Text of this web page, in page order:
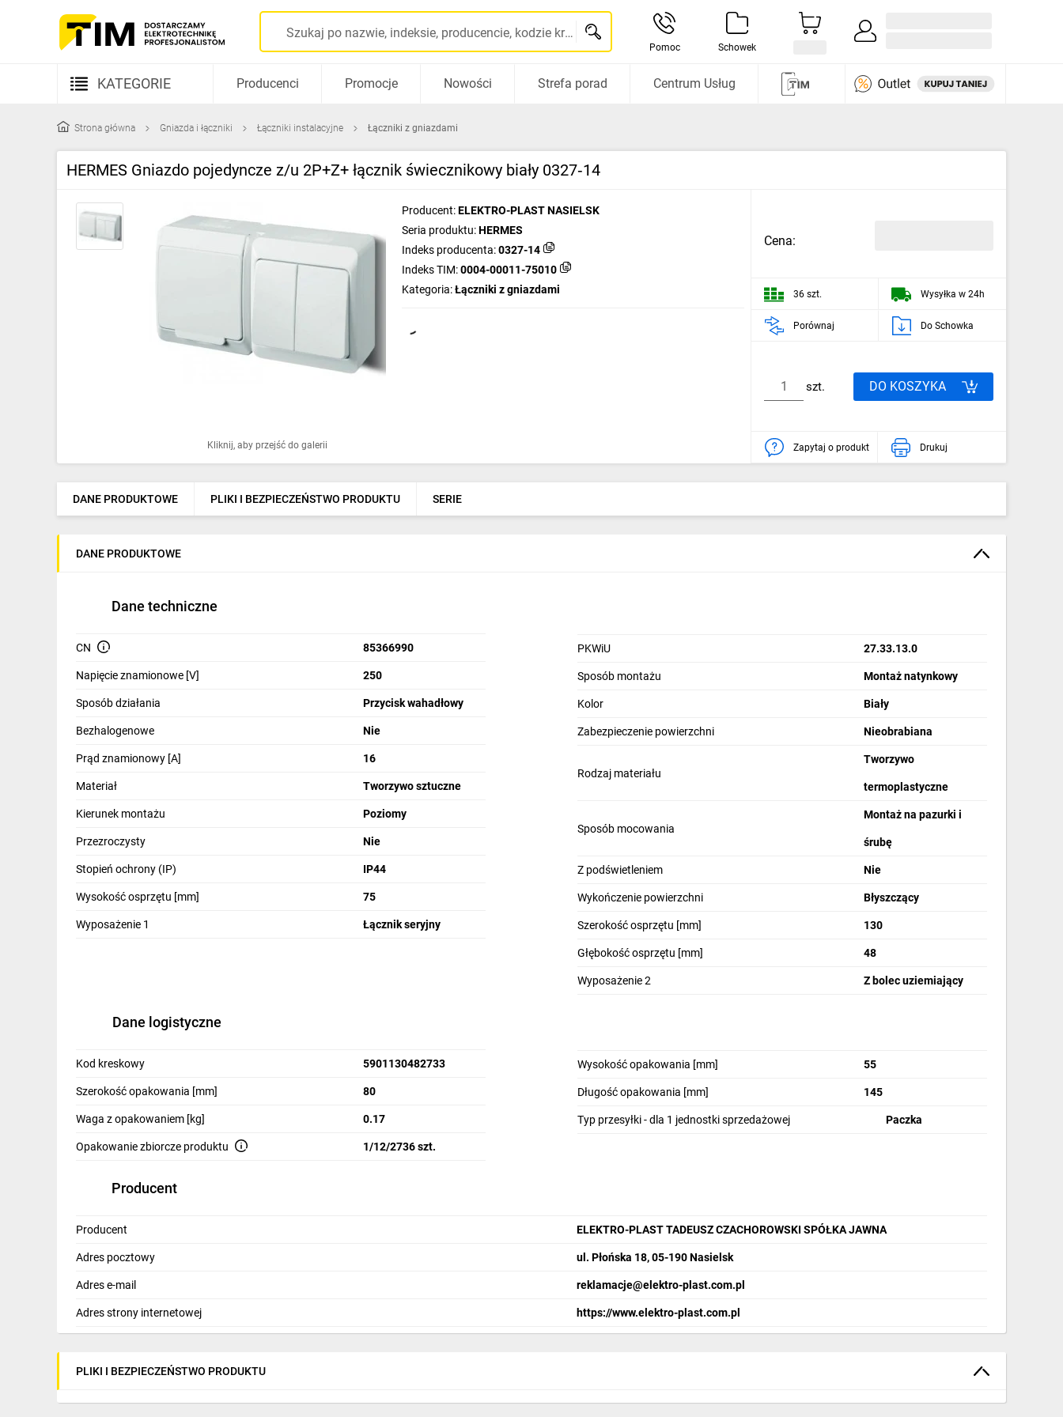
Szukaj po nazwie, indeksie, producencie, kodzie kreskowym...
Pomoc Schowek
KATEGORIE
Kable i przewody
Elementy prowadzenia kabli
Fotowoltaika
Oprawy oświetleniowe
Ogrzewanie
Elektronarzędzia i mierniki
Dom i ogród
Odzież ochronna i BHP
Inne
Budowa i Remont
Elektronika
Smart home
Producenci Promocje Nowości Strefa porad Centrum Usług
Strona główna Gniazda i łączniki Łączniki instalacyjne Łączniki z gniazdami
HERMES Gniazdo pojedyncze z/u 2P+Z+ łącznik świecznikowy biały 0327‑14
Kliknij, aby przejść do galerii
Producent:ELEKTRO-PLAST NASIELSK
Seria produktu:HERMES
Indeks producenta:0327-14
Indeks TIM:0004-00011-75010
Kategoria:Łączniki z gniazdami
Cena:
36 szt. Wysyłka w 24h
Porównaj Do Schowka
szt. DO KOSZYKA
Zapytaj o produkt Drukuj
DANE PRODUKTOWE PLIKI I BEZPIECZEŃSTWO PRODUKTU SERIE
DANE PRODUKTOWE
Dane techniczne
CN 85366990
Napięcie znamionowe [V] 250
Sposób działania Przycisk wahadłowy
Bezhalogenowe Nie
Prąd znamionowy [A] 16
Materiał Tworzywo sztuczne
Kierunek montażu Poziomy
Przezroczysty Nie
Stopień ochrony (IP) IP44
Wysokość osprzętu [mm] 75
Wyposażenie 1 Łącznik seryjny
PKWiU 27.33.13.0
Sposób montażu Montaż natynkowy
Kolor Biały
Zabezpieczenie powierzchni Nieobrabiana
Rodzaj materiału
Tworzywo
termoplastyczne
Sposób mocowania
Montaż na pazurki i
śrubę
Z podświetleniem Nie
Wykończenie powierzchni Błyszczący
Szerokość osprzętu [mm] 130
Głębokość osprzętu [mm] 48
Wyposażenie 2 Z bolec uziemiający
Dane logistyczne
Kod kreskowy 5901130482733
Szerokość opakowania [mm] 80
Waga z opakowaniem [kg] 0.17
Opakowanie zbiorcze produktu 1/12/2736 szt.
Wysokość opakowania [mm] 55
Długość opakowania [mm] 145
Typ przesyłki - dla 1 jednostki sprzedażowej Paczka
Producent
Producent ELEKTRO-PLAST TADEUSZ CZACHOROWSKI SPÓŁKA JAWNA
Adres pocztowy ul. Płońska 18, 05-190 Nasielsk
Adres e-mail reklamacje@elektro-plast.com.pl
Adres strony internetowej https://www.elektro-plast.com.pl
PLIKI I BEZPIECZEŃSTWO PRODUKTU